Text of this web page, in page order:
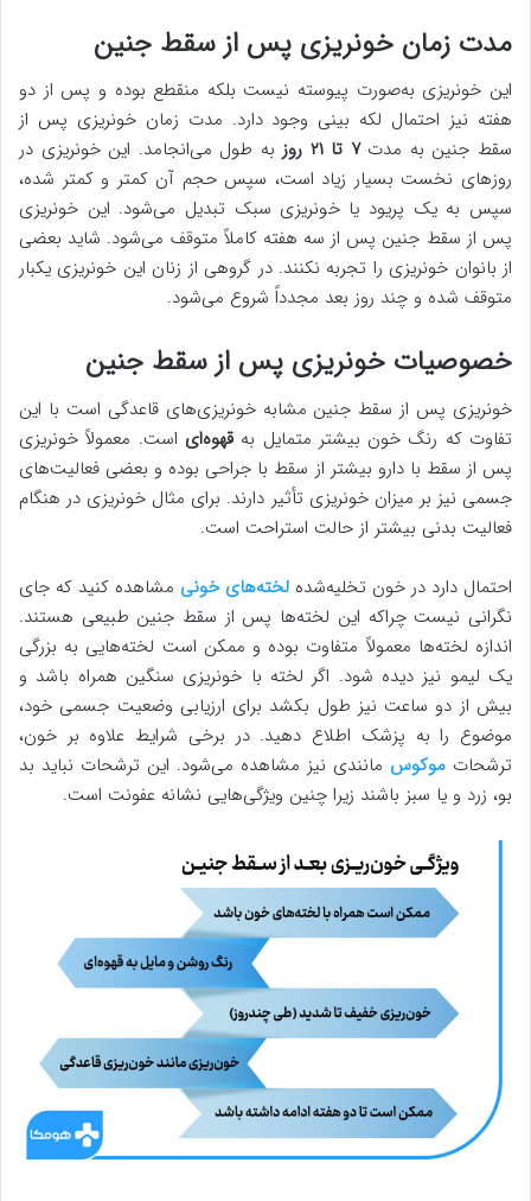
مدت زمان خونریزی پس از سقط جنین
این خونریزی به‌صورت پیوسته نیست بلکه منقطع بوده و پس از دو
هفته نیز احتمال لکه بینی وجود دارد. مدت زمان خونریزی پس از
سقط جنین به مدت۷ تا ۲۱ روز
به طول می‌انجامد. این خونریزی در
روزهای نخست بسیار زیاد است، سپس حجم آن کمتر و کمتر شده،
سپس به یک پریود یا خونریزی سبک تبدیل می‌شود. این خونریزی
پس از سقط جنین پس از سه هفته کاملاً متوقف می‌شود. شاید بعضی
از بانوان خونریزی را تجربه نکنند. در گروهی از زنان این خونریزی یکبار
متوقف شده و چند روز بعد مجدداً شروع می‌شود.
خصوصیات خونریزی پس از سقط جنین
خونریزی پس از سقط جنین مشابه خونریزی‌های قاعدگی است با این
تفاوت که رنگ خون بیشتر متمایل بهقهوه‌ای است. معمولاً خونریزی
پس از سقط با دارو بیشتر از سقط با جراحی بوده و بعضی فعالیت‌های
جسمی نیز بر میزان خونریزی تأثیر دارند. برای مثال خونریزی در هنگام
فعالیت بدنی بیشتر از حالت استراحت است.
احتمال دارد در خون تخلیه‌شده لخته‌های خونی مشاهده کنید که جای
نگرانی نیست چراکه این لخته‌ها پس از سقط ‌جنین طبیعی هستند.
اندازه لخته‌ها معمولاً متفاوت بوده و ممکن است لخته‌هایی به بزرگی
یک لیمو نیز دیده شود. اگر لخته با خونریزی سنگین همراه باشد و
بیش از دو ساعت نیز طول بکشد برای ارزیابی وضعیت جسمی خود،
موضوع را به پزشک اطلاع دهید. در برخی شرایط علاوه بر خون،
ترشحات موکوس مانندی نیز مشاهده می‌شود. این ترشحات نباید بد
بو، زرد و یا سبز باشند زیرا چنین ویژگی‌هایی نشانه عفونت است.